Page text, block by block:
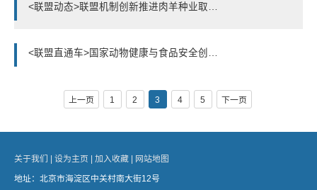
<联盟动态>联盟机制创新推进肉羊种业取得技术突破——“湖羊选育扩繁和高效利用关键技术研究与应用”获2021年甘肃省科技进步一等奖
<联盟直通车>国家动物健康与食品安全创新联盟成立党支部——以党建促发展，做实联盟工作
上一页 1 2 3 4 5 下一页
关于我们 | 设为主页 | 加入收藏 |
网站地图
地址：北京市海淀区中关村南大街12号